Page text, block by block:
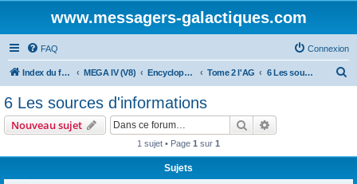
www.messagers-galactiques.com
FAQ Connexion
Index du forum MEGA IV (V8) Encyclopédie (V8) Tome 2 l'AG 6 Les sources d'informations
6 Les sources d'informations
Nouveau sujet Rechercher
1 sujet • Page 1 sur 1
Sujets